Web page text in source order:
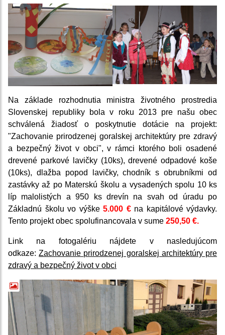
Na základe rozhodnutia ministra životného prostredia
Slovenskej republiky bola v roku 2013 pre našu obec
schválená žiadosť o poskytnutie dotácie na projekt:
"Zachovanie prirodzenej goralskej architektúry pre zdravý
a bezpečný život v obci", v rámci ktorého boli osadené
drevené parkové lavičky (10ks), drevené odpadové koše
(10ks), dlažba popod lavičky, chodník s obrubníkmi od
zastávky až po Materskú školu a vysadených spolu 10 ks
líp malolistých a 950 ks drevín na svah od úradu po
Základnú školu vo výške 5.000 € na kapitálové výdavky.
Tento projekt obec spolufinancovala v sume 250,50 €.
Link na fotogalériu nájdete v nasledujúcom
odkaze: Zachovanie prirodzenej goralskej architektúry pre
zdravý a bezpečný život v obci